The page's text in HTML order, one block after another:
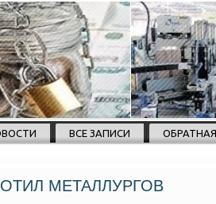
ВСЕ ЗАПИСИ
МЕТАЛЛУРГОВ